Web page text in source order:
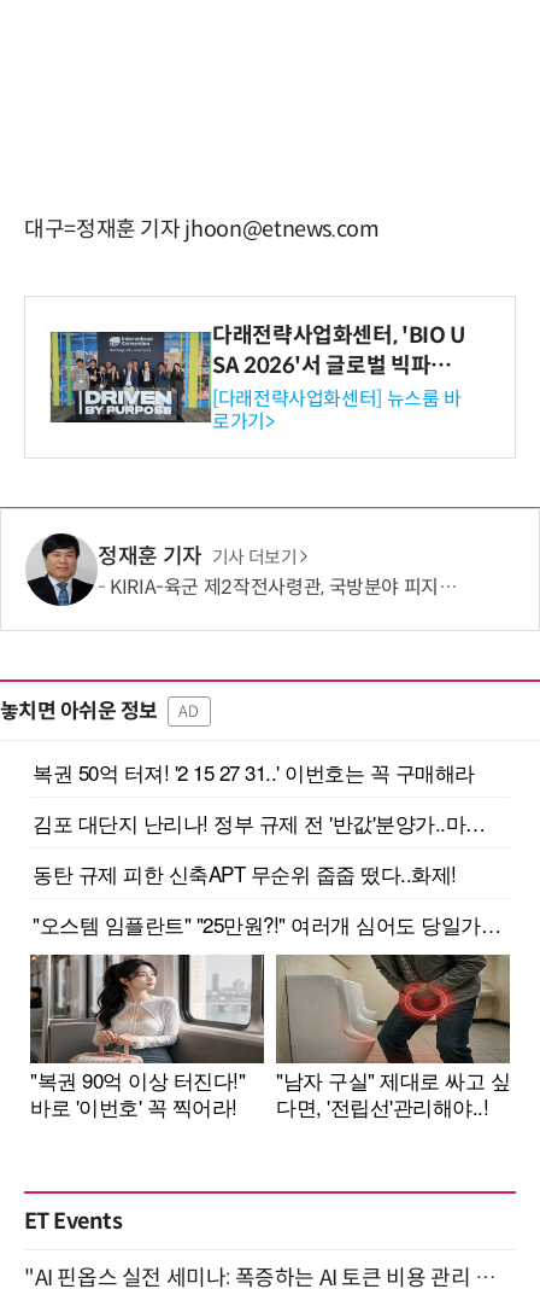
대구=정재훈 기자 jhoon@etnews.com
다래전략사업화센터, 'BIO U
SA 2026'서 글로벌 빅파마
와의 비즈니스 미팅 지원…K
-바이오 해외 진출 교두보 확
보
[다래전략사업화센터] 뉴스룸 바
로가기>
정재훈 기자 기사 더보기
KIRIA-육군 제2작전사령관, 국방분야 피지컬 AI기반 로봇전환 확산 간담회
놓치면 아쉬운 정보 AD
ET Events
"AI 핀옵스 실전 세미나: 폭증하는 AI 토큰 비용 관리 전략" 8월 21일 개최